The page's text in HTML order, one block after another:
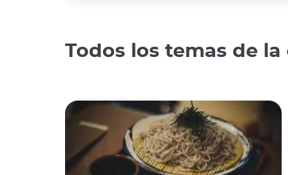
Todos los temas de la